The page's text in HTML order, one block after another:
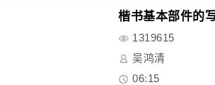
1319615
吴鸿清
06:15